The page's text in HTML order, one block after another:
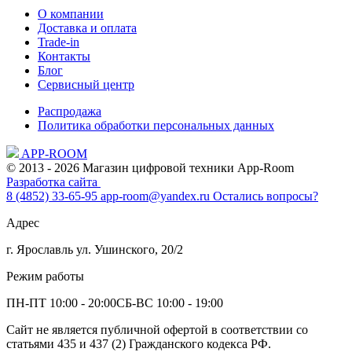
О компании
Доставка и оплата
Trade-in
Контакты
Блог
Сервисный центр
Распродажа
Политика обработки персональных данных
APP-ROOM
© 2013 - 2026 Магазин цифровой техники App-Room
Разработка сайта
8 (4852) 33-65-95 app-room@yandex.ru Остались вопросы?
Адрес
г. Ярославль ул. Ушинского, 20/2
Режим работы
ПН-ПТ 10:00 - 20:00СБ-ВС 10:00 - 19:00
Сайт не является публичной офертой в соответствии со
статьями 435 и 437 (2) Гражданского кодекса РФ.